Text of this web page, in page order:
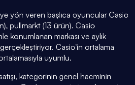
yön veren başlıca oyuncular Casio
pullmarkt (13 ürün). Casio
konumlanan markası ve aylık
gerçekleştiriyor. Casio'in ortalama
uyumlu.
kategorinin genel hacminin